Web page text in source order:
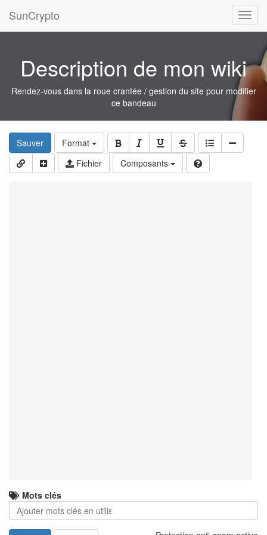
SunCrypto
Description de mon wiki
Rendez-vous dans la roue crantée / gestion du site pour modifier
ce bandeau
Sauver
Format
Fichier
Composants
Mots clés